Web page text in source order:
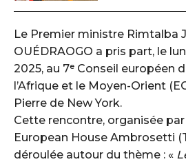
Le Premier ministre Rimtalba
OUÉDRAOGO a pris part, le
2025, au 7ᵉ Conseil européen
l’Afrique et le Moyen-Orient
Pierre de New York.
Cette rencontre, organisée
European House Ambrosetti
déroulée autour du thème : «